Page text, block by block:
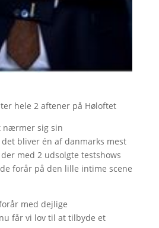
hele 2 aftener på Høloftet
nærmer sig sin
bliver én af danmarks mest
med 2 udsolgte testshows
forår på den lille intime scene
med dejlige
får vi lov til at tilbyde et